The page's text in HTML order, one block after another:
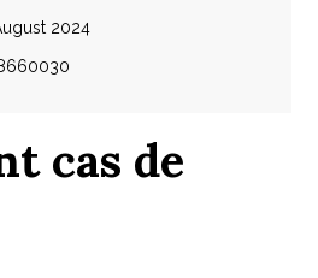
2024
cas de